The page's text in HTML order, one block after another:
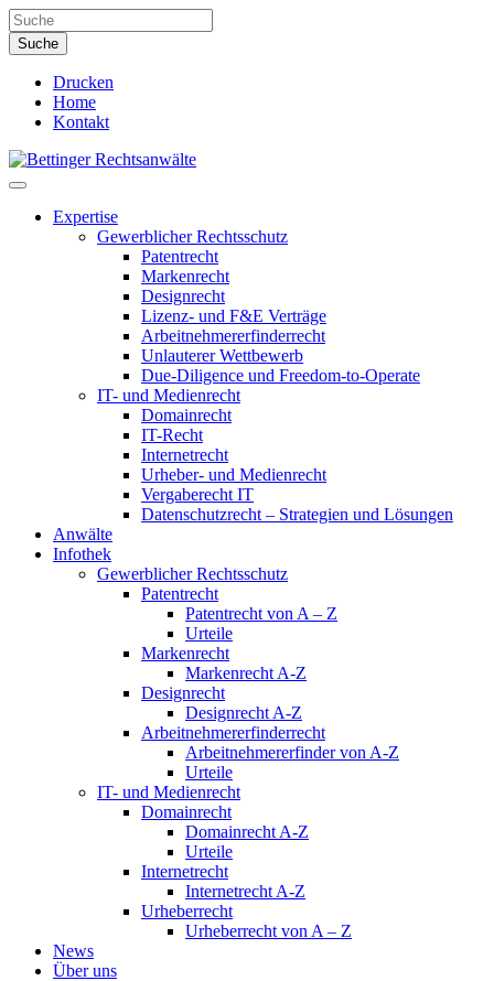
Drucken
Home
Kontakt
Expertise
Gewerblicher Rechtsschutz
Patentrecht
Markenrecht
Designrecht
Lizenz- und F&E Verträge
Arbeitnehmererfinderrecht
Unlauterer Wettbewerb
Due-Diligence und Freedom-to-Operate
IT- und Medienrecht
Domainrecht
IT-Recht
Internetrecht
Urheber- und Medienrecht
Vergaberecht IT
Datenschutzrecht – Strategien und Lösungen
Anwälte
Infothek
Gewerblicher Rechtsschutz
Patentrecht
Patentrecht von A – Z
Urteile
Markenrecht
Markenrecht A-Z
Designrecht
Designrecht A-Z
Arbeitnehmererfinderrecht
Arbeitnehmererfinder von A-Z
Urteile
IT- und Medienrecht
Domainrecht
Domainrecht A-Z
Urteile
Internetrecht
Internetrecht A-Z
Urheberrecht
Urheberrecht von A – Z
News
Über uns